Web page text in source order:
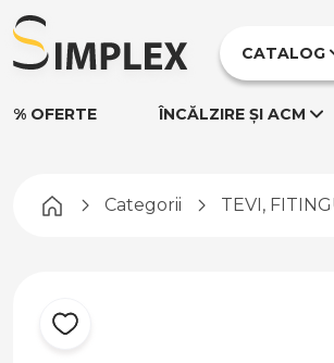
CATALOG
% OFERTE ÎNCĂLZIRE ȘI ACM
Pagina principală
Categorii TEVI,